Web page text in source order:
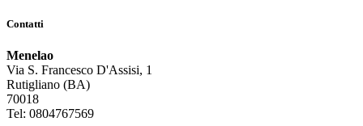
Contatti
Menelao
Via S. Francesco D'Assisi, 1
Rutigliano (BA)
70018
Tel: 0804767569